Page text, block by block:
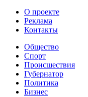
О проекте
Реклама
Контакты
Общество
Спорт
Происшествия
Губернатор
Политика
Бизнес